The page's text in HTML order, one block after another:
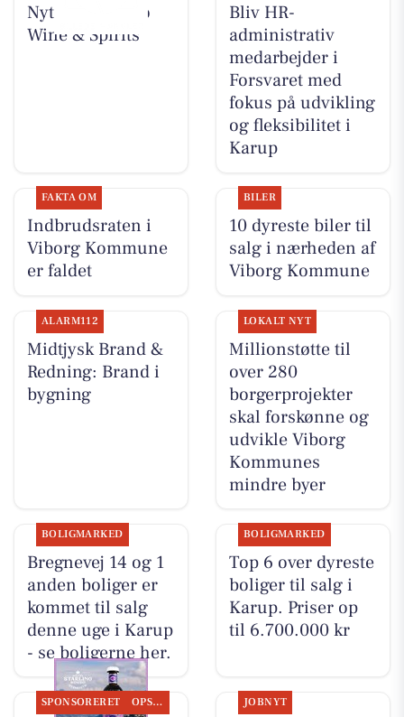
Nyt fra Lahvino
Wine & Spirits
Bliv HR-
administrativ
medarbejder i
Forsvaret med
fokus på udvikling
og fleksibilitet i
Karup
FAKTA OM
Indbrudsraten i
Viborg Kommune
er faldet
BILER
10 dyreste biler til
salg i nærheden af
Viborg Kommune
ALARM112
Midtjysk Brand &
Redning: Brand i
bygning
LOKALT NYT
Millionstøtte til
over 280
borgerprojekter
skal forskønne og
udvikle Viborg
Kommunes
mindre byer
BOLIGMARKED
Bregnevej 14 og 1
anden boliger er
kommet til salg
denne uge i Karup
- se boligerne her.
BOLIGMARKED
Top 6 over dyreste
boliger til salg i
Karup. Priser op
til 6.700.000 kr
SPONSORERET OPSLAGSTAVLEN JOBNYT